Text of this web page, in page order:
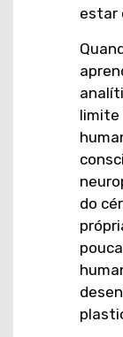
estar
limite
do